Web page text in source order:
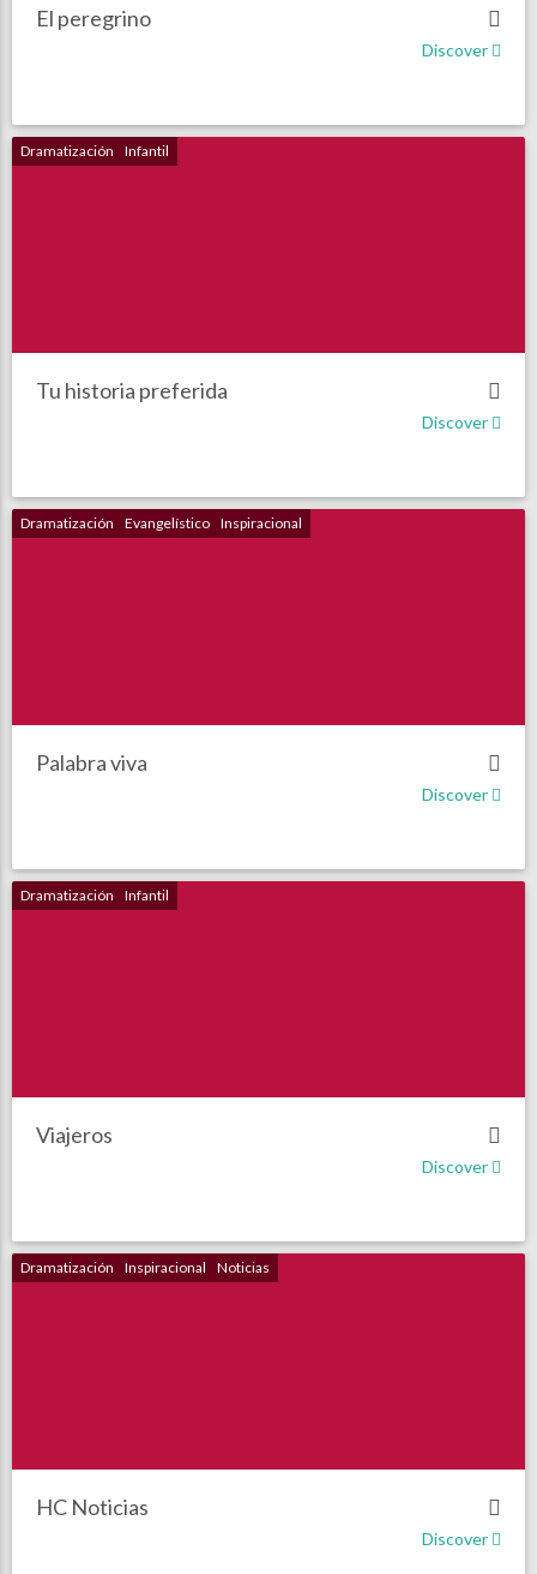
El peregrino
Discover
Dramatización Infantil
Tu historia preferida
Discover
Dramatización Evangelístico Inspiracional
Palabra viva
Discover
Dramatización Infantil
Viajeros
Discover
Dramatización Inspiracional Noticias
HC Noticias
Discover